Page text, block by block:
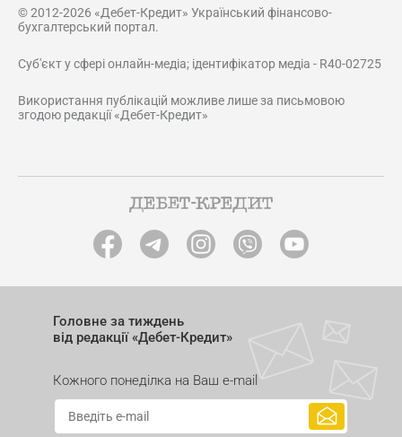
© 2012-2026 «Дебет-Кредит» Український фінансово-
бухгалтерський портал.
Суб'єкт у сфері онлайн-медіа; ідентифікатор медіа - R40-02725
Використання публікацій можливе лише за письмовою
згодою редакції «Дебет-Кредит»
Головне за тиждень
від редакції «Дебет-Кредит»
Кожного понеділка на Ваш e-mail